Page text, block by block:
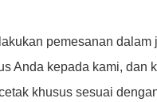
pemesanan
Anda kepada kami, dan
khusus sesuai